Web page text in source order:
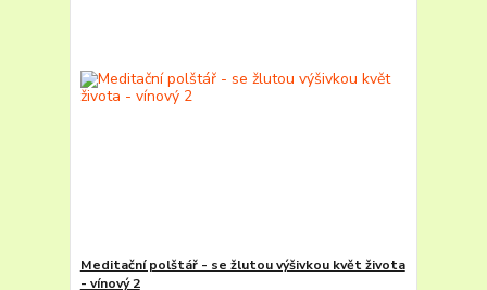
Meditační polštář - se žlutou výšivkou květ života
- vínový 2